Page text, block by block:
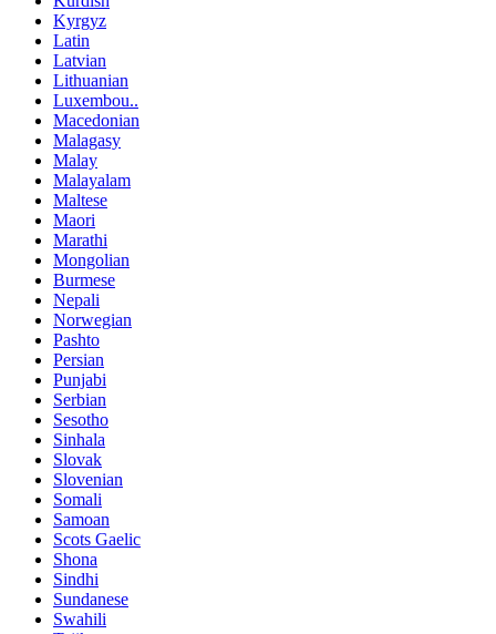
Kyrgyz
Latin
Latvian
Lithuanian
Luxembou..
Macedonian
Malagasy
Malay
Malayalam
Maltese
Maori
Marathi
Mongolian
Burmese
Nepali
Norwegian
Pashto
Persian
Punjabi
Serbian
Sesotho
Sinhala
Slovak
Slovenian
Somali
Samoan
Scots Gaelic
Shona
Sindhi
Sundanese
Swahili